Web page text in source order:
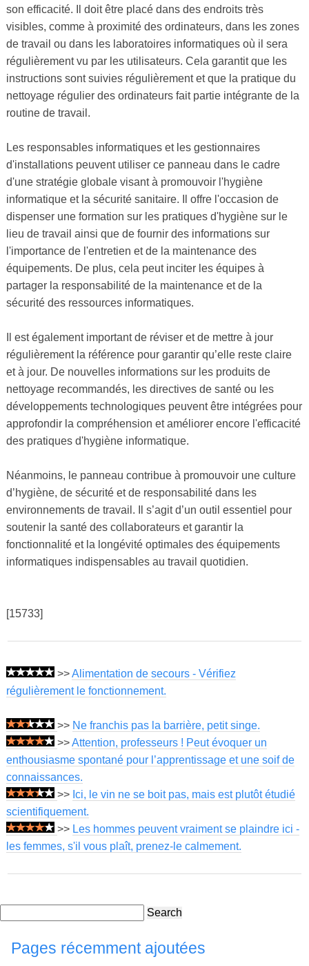
son efficacité. Il doit être placé dans des endroits très
visibles, comme à proximité des ordinateurs, dans les zones
de travail ou dans les laboratoires informatiques où il sera
régulièrement vu par les utilisateurs. Cela garantit que les
instructions sont suivies régulièrement et que la pratique du
nettoyage régulier des ordinateurs fait partie intégrante de la
routine de travail.
Les responsables informatiques et les gestionnaires
d'installations peuvent utiliser ce panneau dans le cadre
d'une stratégie globale visant à promouvoir l'hygiène
informatique et la sécurité sanitaire. Il offre l'occasion de
dispenser une formation sur les pratiques d'hygiène sur le
lieu de travail ainsi que de fournir des informations sur
l'importance de l'entretien et de la maintenance des
équipements. De plus, cela peut inciter les équipes à
partager la responsabilité de la maintenance et de la
sécurité des ressources informatiques.
Il est également important de réviser et de mettre à jour
régulièrement la référence pour garantir qu’elle reste claire
et à jour. De nouvelles informations sur les produits de
nettoyage recommandés, les directives de santé ou les
développements technologiques peuvent être intégrées pour
approfondir la compréhension et améliorer encore l'efficacité
des pratiques d'hygiène informatique.
Néanmoins, le panneau contribue à promouvoir une culture
d’hygiène, de sécurité et de responsabilité dans les
environnements de travail. Il s’agit d’un outil essentiel pour
soutenir la santé des collaborateurs et garantir la
fonctionnalité et la longévité optimales des équipements
informatiques indispensables au travail quotidien.
[15733]
>>Alimentation de secours - Vérifiez
régulièrement le fonctionnement.
>> Ne franchis pas la barrière, petit singe.
>>Attention, professeurs ! Peut évoquer un
enthousiasme spontané pour l’apprentissage et une soif de
connaissances.
>> Ici, le vin ne se boit pas, mais est plutôt étudié
scientifiquement.
>> Les hommes peuvent vraiment se plaindre ici -
les femmes, s'il vous plaît, prenez-le calmement.
Search
Pages récemment ajoutées